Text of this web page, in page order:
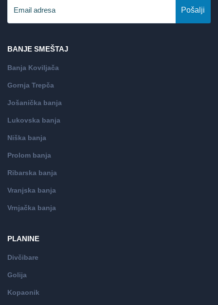
Pošalji
BANJE SMEŠTAJ
Banja Koviljača
Gornja Trepča
Jošanička banja
Lukovska banja
Niška banja
Prolom banja
Ribarska banja
Vranjska banja
Vrnjačka banja
PLANINE
Divčibare
Golija
Kopaonik